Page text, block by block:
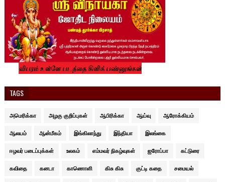
TAGS
அமெரிக்கா அழகு குறிப்புகள் ஆபிரிக்கா ஆய்வு ஆரோக்கியம்
ஆலயம் ஆன்மீகம் இங்கிலாந்து இந்தியா இலங்கை
ஈழவர் படைப்புக்கள் உலகம் எம்மவர் நிகழ்வுகள் ஐரோப்பா கட்டுரை
கவிதை கனடா காணொளி கிசு கிசு குட்டி கதை சமையல்